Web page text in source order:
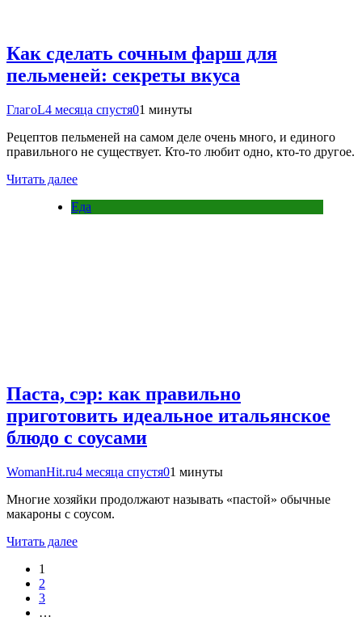
Как сделать сочным фарш для
пельменей: секреты вкуса
ГлагоL4 месяца спустя01 минуты
Рецептов пельменей на самом деле очень много, и единого
правильного не существует. Кто-то любит одно, кто-то другое.
Читать далее
Еда
Паста, сэр: как правильно
приготовить идеальное итальянское
блюдо с соусами
WomanHit.ru4 месяца спустя01 минуты
Многие хозяйки продолжают называть «пастой» обычные
макароны с соусом.
Читать далее
1
2
3
…